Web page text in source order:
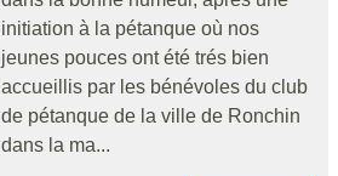
initiation à la pétanque où nos
jeunes pouces ont été trés bien
accueillis par les bénévoles du club
de pétanque de la ville de Ronchin
dans la ma...